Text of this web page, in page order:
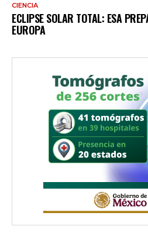
CIENCIA
ECLIPSE SOLAR TOTAL: ESA
EUROPA